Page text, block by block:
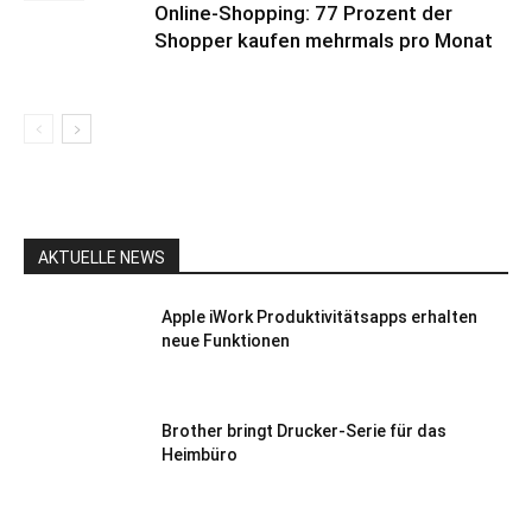
Online-Shopping: 77 Prozent der
Shopper kaufen mehrmals pro Monat
AKTUELLE NEWS
Apple iWork Produktivitätsapps erhalten
neue Funktionen
Brother bringt Drucker-Serie für das
Heimbüro